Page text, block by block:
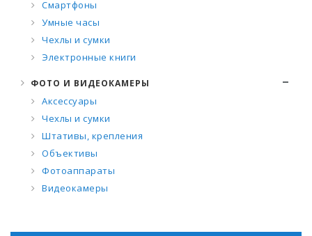
Смартфоны
Умные часы
Чехлы и сумки
Электронные книги
ФОТО И ВИДЕОКАМЕРЫ
Аксессуары
Чехлы и сумки
Штативы, крепления
Объективы
Фотоаппараты
Видеокамеры